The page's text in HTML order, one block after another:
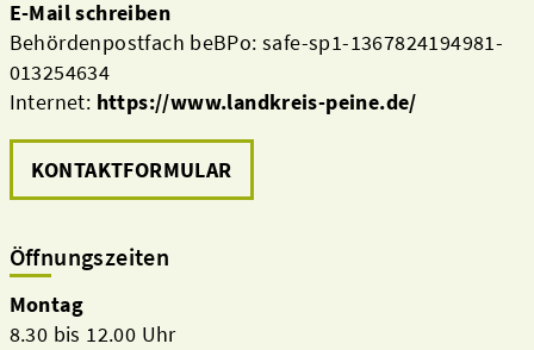
E-Mail schreiben
Behördenpostfach beBPo: safe-sp1-1367824194981-
013254634
Internet: https://www.landkreis-peine.de/
KONTAKTFORMULAR
Öffnungszeiten
Montag
8.30 bis 12.00 Uhr